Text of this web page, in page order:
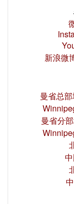
新浪微
曼省总
曼省分